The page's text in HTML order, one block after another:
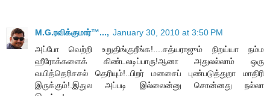
M.G.ரவிக்குமார்™..., January 30, 2010 at 3:50 PM
அப்போ வெற்றி உறுதிங்குறீங்க!....சத்யராஜும் நிறய்யா நம்ம
ஹீரோக்களைக் கிண்டலடிப்பாரு!ஆனா அதுலல்லாம் ஒரு
வயித்தெரிசசல் தெரியும்!..பிறர் மனசைப் புண்படுத்துறா மாதிரி
இருக்கும்!.இதுல அப்படி இல்லைன்னு சொன்னது நல்லா